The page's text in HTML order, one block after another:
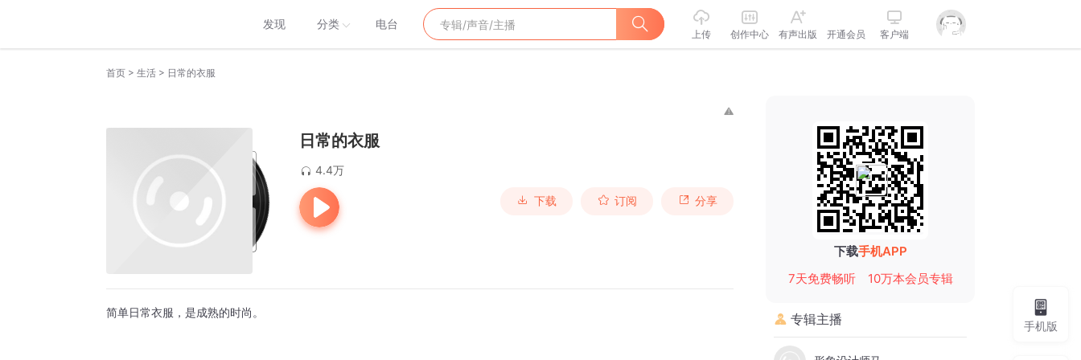
发现 分类 电台
上传 创作中心 有声出版 开通会员 客户端
首页 > 生活 > 日常的衣服
日常的衣服
4.4万
下载 订阅 分享
简单日常衣服，是成熟的时尚。
下载手机APP
7天免费畅听
10万本会员专辑
专辑主播 手机版